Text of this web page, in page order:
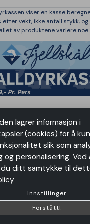
*
Antall
shopping_cart
Legg I Handlekurv
Vennligst velg en variant ovenfor
viser en kasse
etter vekt, ikke antall stykk, og
av produktene variere noe.
Hordaland , 5013 Bergen
følgende
card_giftcard
COPYRIGHT @2026 by
lagrer informasjon i
(cookies) for å
slik som
og personalisering. Ved
ditt samtykke til
Innstillinger
Forstått!